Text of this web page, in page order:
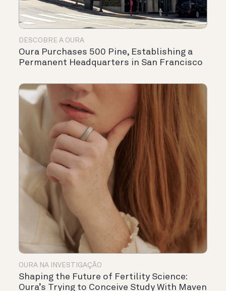
DESCOBRE A OURA
Oura Purchases 500 Pine, Establishing a
Permanent Headquarters in San Francisco
OURA NA INVESTIGAÇÃO
Shaping the Future of Fertility Science:
Oura’s Trying to Conceive Study With Maven